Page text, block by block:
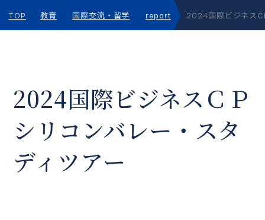
TOP 教育 国際交流・留学 report 2024国際ビジネス
2024国際ビジネスＣＰ
シリコンバレー・スタ
ディツアー